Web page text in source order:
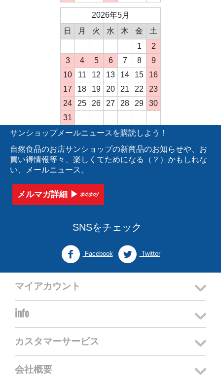
2026年5月
日
月 火 水 木 金
土
1
2
3
4 5 6 7 8
9
10
11 12 13 14 15
16
17
18 19 20 21 22
23
24
25 26 27 28 29
30
31
サンショップメールニュースを購読しよう！
自然食品のお店サンショップの新商品のお知らせや、お
買い得情報等々、楽しくてためになる（？）かもしれな
い、メールニュース。
メルマガ詳細 ▶︎
SNSをチェック
Facebook Twitter
マイアカウント
info
カスタマーサービス
会社概要